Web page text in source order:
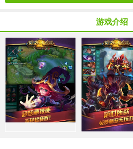
射击枪战
仙侠网游 棋牌游戏
手游辅助 回合网游
儿童教育 体育运动
游戏介绍